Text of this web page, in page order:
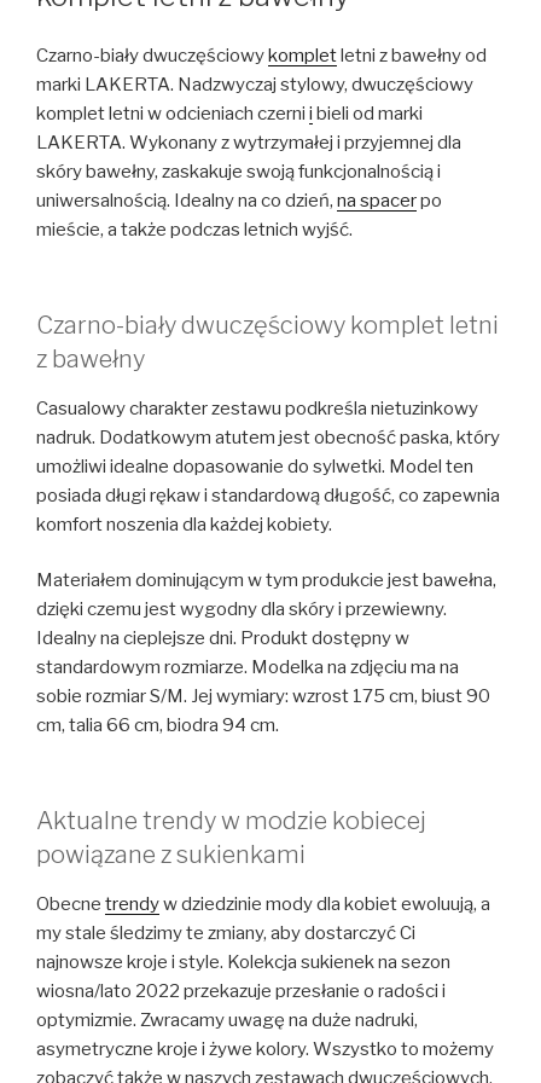
Czarno-biały dwuczęściowykompletletni z bawełny od
marki LAKERTA. Nadzwyczaj stylowy, dwuczęściowy
komplet letni w odcieniach czerni i bieli od marki
LAKERTA. Wykonany z wytrzymałej i przyjemnej dla
skóry bawełny, zaskakuje swoją funkcjonalnością i
uniwersalnością. Idealny na co dzień, na spacerpo
mieście, a także podczas letnich wyjść.
Czarno-biały dwuczęściowy komplet letni
z bawełny
Casualowy charakter zestawu podkreśla nietuzinkowy
nadruk. Dodatkowym atutem jest obecność paska, który
umożliwi idealne dopasowanie do sylwetki. Model ten
posiada długi rękaw i standardową długość, co zapewnia
komfort noszenia dla każdej kobiety.
Materiałem dominującym w tym produkcie jest bawełna,
dzięki czemu jest wygodny dla skóry i przewiewny.
Idealny na cieplejsze dni. Produkt dostępny w
standardowym rozmiarze. Modelka na zdjęciu ma na
sobie rozmiar S/M. Jej wymiary: wzrost 175 cm, biust 90
cm, talia 66 cm, biodra 94 cm.
Aktualne trendy w modzie kobiecej
powiązane z sukienkami
Obecne trendyw dziedzinie mody dla kobiet ewoluują, a
my stale śledzimy te zmiany, aby dostarczyć Ci
najnowsze kroje i style. Kolekcja sukienek na sezon
wiosna/lato 2022 przekazuje przesłanie o radości i
optymizmie. Zwracamy uwagę na duże nadruki,
asymetryczne kroje i żywe kolory. Wszystko to możemy
zobaczyć także w naszych zestawach dwuczęściowych,